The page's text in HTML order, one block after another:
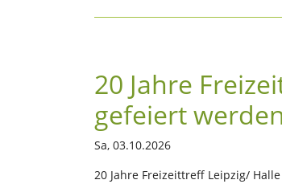
20 Jahre
gefeiert werden
Sa, 03.10.2026
20 Jahre Freizeittreff Leipzig/